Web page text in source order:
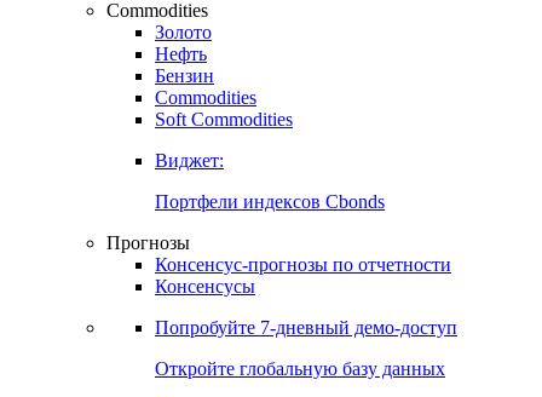
Commodities
Золото
Нефть
Бензин
Commodities
Soft Commodities
Виджет:
Портфели индексов Cbonds
Прогнозы
Консенсус-прогнозы по отчетности
Консенсусы
Попробуйте 7-дневный демо-доступ
Откройте глобальную базу данных